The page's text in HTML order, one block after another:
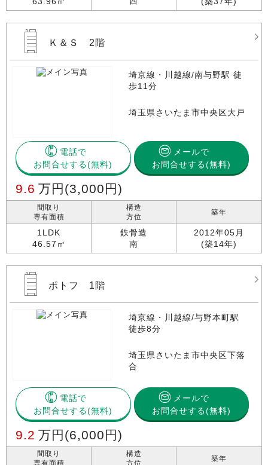
Ｋ＆Ｓ 2階
埼京線・川越線/南与野駅 徒
歩11分
埼玉県さいたま市中央区大戸
電話で
お問合せする
メールで
お問合せする(無料)
9.6 万円 (3,000円)
間取り
専有面積
1LDK
46.57㎡
構造
方位
鉄骨造
南
築年
2012年05月
(築14年)
ポトフ 1階
埼京線・川越線/与野本町駅
徒歩8分
埼玉県さいたま市中央区下落
合
電話で
お問合せする
メールで
お問合せする(無料)
9.2 万円 (6,000円)
間取り
専有面積
構造
方位
築年